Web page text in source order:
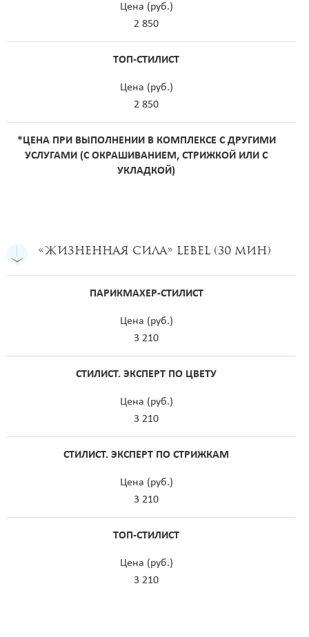
Цена (руб.)
2 850
ТОП-СТИЛИСТ
Цена (руб.)
2 850
*ЦЕНА ПРИ ВЫПОЛНЕНИИ В КОМПЛЕКСЕ С ДРУГИМИ
УСЛУГАМИ (С ОКРАШИВАНИЕМ, СТРИЖКОЙ ИЛИ С
УКЛАДКОЙ)
«Жизненная сила» Lebel (30 мин)
ПАРИКМАХЕР-СТИЛИСТ
Цена (руб.)
3 210
СТИЛИСТ. ЭКСПЕРТ ПО ЦВЕТУ
Цена (руб.)
3 210
СТИЛИСТ. ЭКСПЕРТ ПО СТРИЖКАМ
Цена (руб.)
3 210
ТОП-СТИЛИСТ
Цена (руб.)
3 210